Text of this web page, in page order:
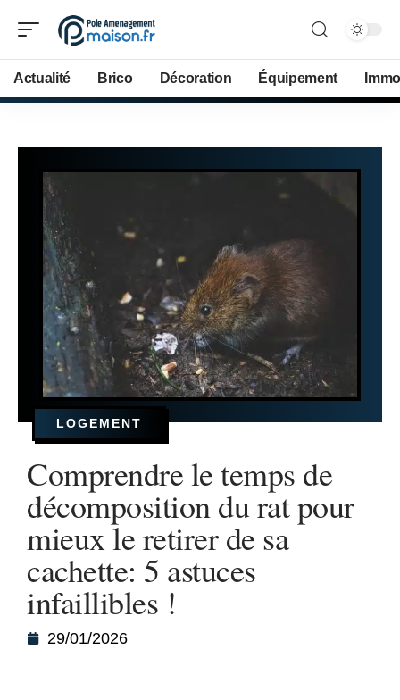
Actualité Brico Décoration Équipement
LOGEMENT
Comprendre le temps de
décomposition du rat pour
mieux le retirer de sa
cachette: 5 astuces
infaillibles !
29/01/2026